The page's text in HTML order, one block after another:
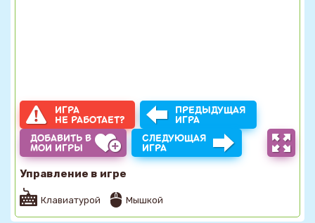
ИГРА
НЕ РАБОТАЕТ?
ПРЕДЫДУЩАЯ
ИГРА
ДОБАВИТЬ В
МОИ ИГРЫ
СЛЕДУЮЩАЯ
ИГРА
Управление в игре
Клавиатурой Мышкой